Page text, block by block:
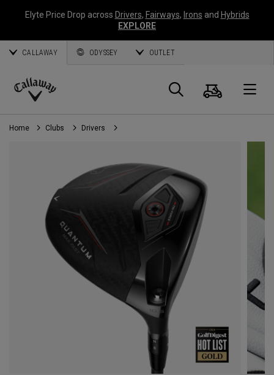
Elyte Price Drop across Drivers, Fairways, Irons and Hybrids
EXPLORE
CALLAWAY ODYSSEY OUTLET
Callaway
Golf
Panier
Home Clubs Drivers